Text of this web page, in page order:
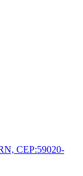
CEP:59020-